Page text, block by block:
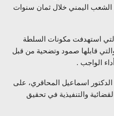
الشعب اليمني خلال ثمان سنوات
التي استهدفت مكونات السلطة
والتي قابلها صمود وتضحية من قبل
الواجب .
الدكتور اسماعيل المحاقري، على
والتنفيذية في تحقيق